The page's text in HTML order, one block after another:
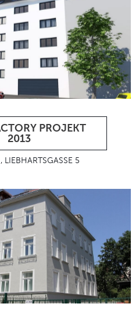
PROJEKT
2013
LIEBHARTSGASSE 5